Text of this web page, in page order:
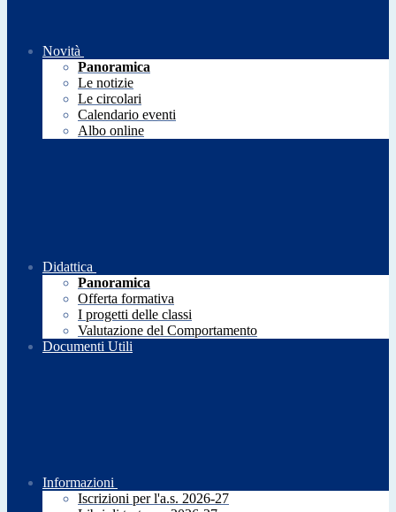
Novità
Panoramica
Le notizie
Le circolari
Calendario eventi
Albo online
Didattica
Panoramica
Offerta formativa
I progetti delle classi
Valutazione del Comportamento
Documenti Utili
Informazioni
Iscrizioni per l'a.s. 2026-27